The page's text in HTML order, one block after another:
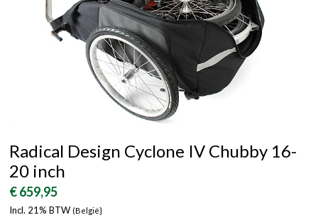
Radical Design Cyclone IV Chubby 16-
20 inch
€ 659,95
Incl. 21% BTW (België}